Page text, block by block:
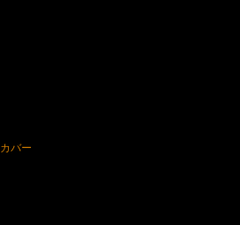
バー